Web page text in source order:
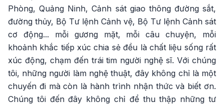
Phòng, Quảng Ninh, Cảnh sát giao thông đường sắt,
đường thủy, Bộ Tư lệnh Cảnh vệ, Bộ Tư lệnh Cảnh sát
cơ động... mỗi gương mặt, mỗi câu chuyện, mỗi
khoảnh khắc tiếp xúc chia sẻ đều là chất liệu sống rất
xúc động, chạm đến trái tim người nghệ sĩ. Với chúng
tôi, những người làm nghệ thuật, đây không chỉ là một
chuyến đi mà còn là hành trình nhận thức và biết ơn.
Chúng tôi đến đây không chỉ để thu thập những tư